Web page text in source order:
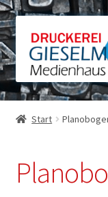
Zur
Navigation
springen
Zum
Inhalt
springen
Shop
Warenkorb
Start